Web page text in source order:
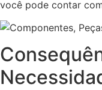
você pode contar